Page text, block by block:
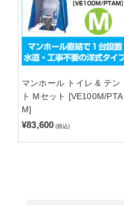
マンホール トイレ & テン
ト Mセット [VE100M/PTA
M]
¥83,600 (税込)